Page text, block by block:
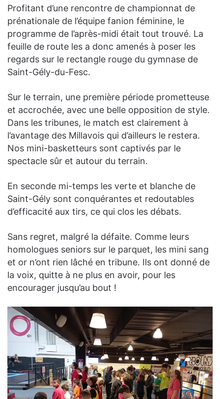
Profitant d’une rencontre de championnat de
prénationale de l’équipe fanion féminine, le
programme de l’après-midi était tout trouvé. La
feuille de route les a donc amenés à poser les
regards sur le rectangle rouge du gymnase de
Saint-Gély-du-Fesc.
Sur le terrain, une première période prometteuse
et accrochée, avec une belle opposition de style.
Dans les tribunes, le match est clairement à
l’avantage des Millavois qui d’ailleurs le restera.
Nos mini-basketteurs sont captivés par le
spectacle sûr et autour du terrain.
En seconde mi-temps les verte et blanche de
Saint-Gély sont conquérantes et redoutables
d’efficacité aux tirs, ce qui clos les débats.
Sans regret, malgré la défaite. Comme leurs
homologues seniors sur le parquet, les mini sang
et or n’ont rien lâché en tribune. Ils ont donné de
la voix, quitte à ne plus en avoir, pour les
encourager jusqu’au bout !